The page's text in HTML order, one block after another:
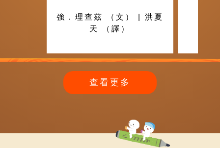
強．理查茲 （文） | 洪夏
天 （譯）
查看更多